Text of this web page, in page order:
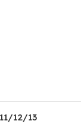
12/13